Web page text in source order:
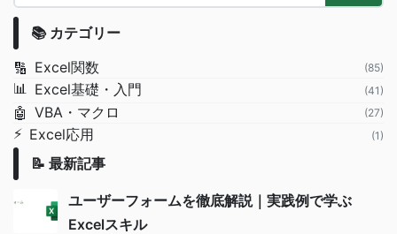
📚 カテゴリー
🔢 Excel関数 (85)
📊 Excel基礎・入門 (41)
🤖 VBA・マクロ (27)
⚡ Excel応用 (1)
📝 最新記事
ユーザーフォームを徹底解説｜実践例で学ぶ
Excelスキル